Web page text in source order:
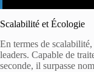
Scalabilité et Écologie
En termes de
leaders. Capable de
seconde, il surpasse